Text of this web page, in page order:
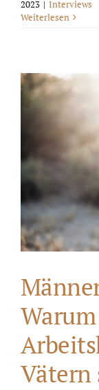
2023 | Interviews
Weiterlesen
Vätern